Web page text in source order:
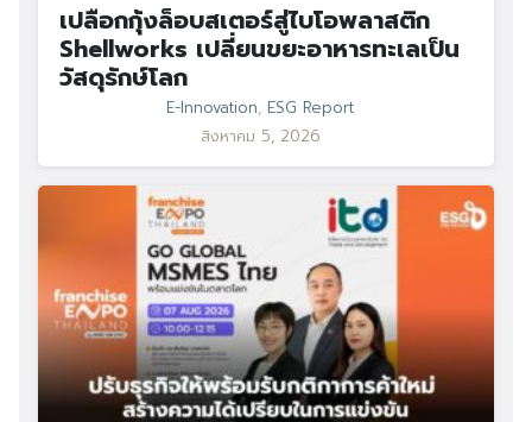
เปลือกกุ้งล็อบสเตอร์สู่ไบโอพลาสติก
Shellworks เปลี่ยนขยะอาหารทะเลเป็น
วัสดุรักษ์โลก
E-Innovation, ESG Report
สิงหาคม 5, 2026